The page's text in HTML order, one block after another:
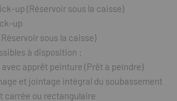
up (Réservoir sous la caisse)
up
sous la caisse)
à disposition :
avec apprêt peinture (Prêt à peindre)
et jointage intégral du soubassement
carrée ou rectangulaire